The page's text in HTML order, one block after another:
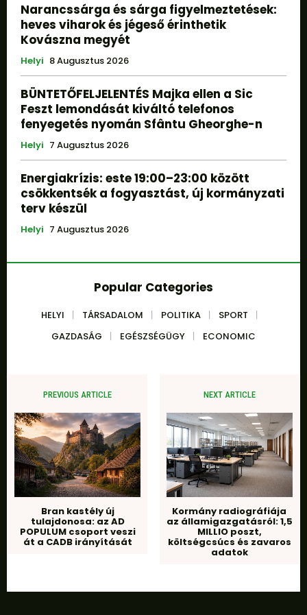
Narancssárga és sárga figyelmeztetések:
heves viharok és jégeső érinthetik
Kovászna megyét
Helyi 8 Augusztus 2026
BÜNTETŐFELJELENTÉS Majka ellen a Sic
Feszt lemondását kiváltó telefonos
fenyegetés nyomán Sfântu Gheorghe-n
Helyi 7 Augusztus 2026
Energiakrízis: este 19:00–23:00 között
csökkentsék a fogyasztást, új kormányzati
terv készül
Helyi 7 Augusztus 2026
Popular Categories
HELYI TÁRSADALOM POLITIKA
SPORT
GAZDASÁG
EGÉSZSÉGÜGY ECONOMIC
PREVIOUS ARTICLE
Bran kastély új
tulajdonosa: az AD
POPULUM csoport veszi
át a CADB irányítását
NEXT ARTICLE
Kormány radiográfiája
az államigazgatásról: 1,5
MILLIO poszt,
költségcsúcs és zavaros
adatok